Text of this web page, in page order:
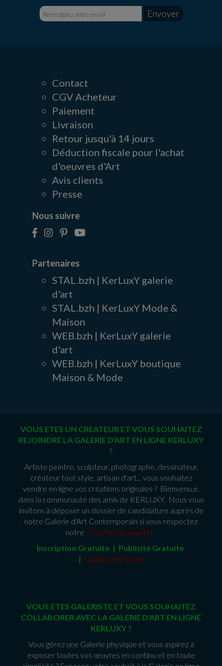
Contact
CGV Acheteur
Paiement
Livraison
Retour jusqu'à 14 jours
Déduction fiscale pour l'achat
d'oeuvres d'Art
Avis clients
Presse
Nous suivre
Partenaires
STAL.bzh | KerLuxY galerie
d'art
STAL.bzh | KerLuxY Mode &
Maison
WEB.bzh | KerLuxY galerie
d'art
WEB.bzh | KerLuxY boutique
Maison & Mode
VOUS ETES UN CREATEUR ET VOUS SOUHAITEZ
REJOINDRE LA GALERIE D'ART EN LIGNE KERLUXY
?
Artiste peintre, sculpteur, photographe, dessinateur,
créateur tout style, artisan d'art... vous souhaitez
vendre en ligne vos créations originales ? Bienvenu.e.
dans la communauté des amis de KERLUXY. Nous vous
invitons à déposer un dossier de candidature auprès de
notre Galerie d'Art Contemporain si vous respectez
notre Charte de qualité.
Inscription Gratuite | Publicité Gratuite
| Contactez-nous
VOUS ETES GALERISTE ET VOUS SOUHAITEZ
COLLABORER AVEC LA GALERIE D'ART EN LIGNE
KERLUXY ?
Vous gérez une Galerie physique et vous aspirez à
exposer toutes vos œuvres en continu et en toute